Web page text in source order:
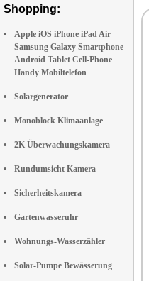
Shopping:
Apple iOS iPhone iPad Air
Samsung Galaxy Smartphone
Android Tablet Cell-Phone
Handy Mobiltelefon
Solargenerator
Monoblock Klimaanlage
2K Überwachungskamera
Rundumsicht Kamera
Sicherheitskamera
Gartenwasseruhr
Wohnungs-Wasserzähler
Solar-Pumpe Bewässerung